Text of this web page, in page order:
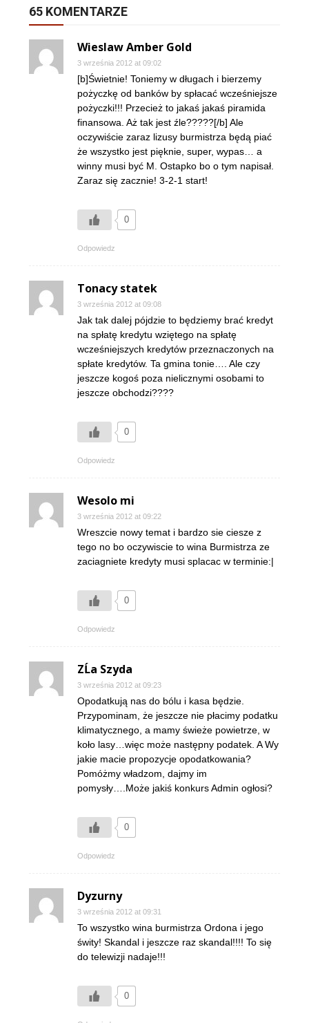
65 KOMENTARZE
Wieslaw Amber Gold
3 września 2012 at 09:02
[b]Świetnie! Toniemy w długach i bierzemy
pożyczkę od banków by spłacać wcześniejsze
pożyczki!!! Przecież to jakaś jakaś piramida
finansowa. Aż tak jest źle?????[/b] Ale
oczywiście zaraz lizusy burmistrza będą piać
że wszystko jest pięknie, super, wypas… a
winny musi być M. Ostapko bo o tym napisał.
Zaraz się zacznie! 3-2-1 start!
0
Odpowiedz
Tonacy statek
3 września 2012 at 09:08
Jak tak dalej pójdzie to będziemy brać kredyt
na spłatę kredytu wziętego na spłatę
wcześniejszych kredytów przeznaczonych na
spłate kredytów. Ta gmina tonie…. Ale czy
jeszcze kogoś poza nielicznymi osobami to
jeszcze obchodzi????
0
Odpowiedz
Wesolo mi
3 września 2012 at 09:22
Wreszcie nowy temat i bardzo sie ciesze z
tego no bo oczywiscie to wina Burmistrza ze
zaciagniete kredyty musi splacac w terminie:|
0
Odpowiedz
ZĹa Szyda
3 września 2012 at 09:23
Opodatkują nas do bólu i kasa będzie.
Przypominam, że jeszcze nie płacimy podatku
klimatycznego, a mamy świeże powietrze, w
koło lasy…więc może następny podatek. A Wy
jakie macie propozycje opodatkowania?
Pomóżmy władzom, dajmy im
pomysły….Może jakiś konkurs Admin ogłosi?
0
Odpowiedz
Dyzurny
3 września 2012 at 09:31
To wszystko wina burmistrza Ordona i jego
świty! Skandal i jeszcze raz skandal!!!! To się
do telewizji nadaje!!!
0